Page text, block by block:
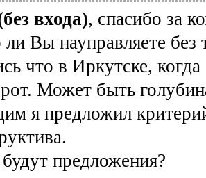
входа), спасибо за
Вы науправляете без
что в Иркутске,
Может быть
я предложил
предложения?